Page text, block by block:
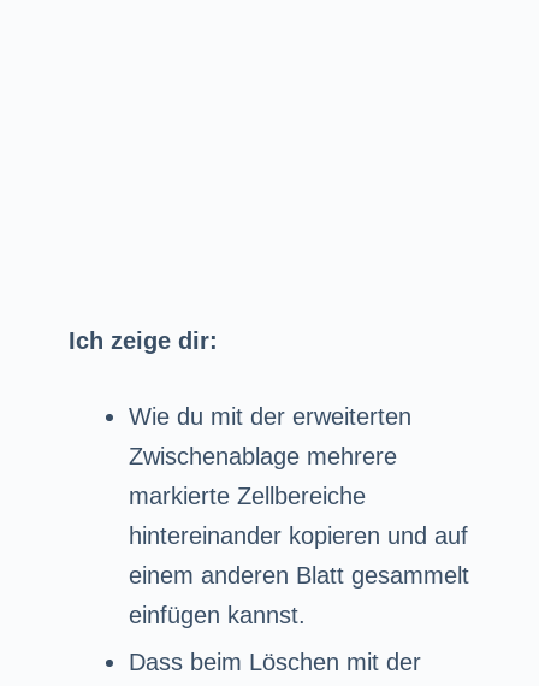
Ich zeige dir:
Wie du mit der erweiterten
Zwischenablage mehrere
markierte Zellbereiche
hintereinander kopieren und auf
einem anderen Blatt gesammelt
einfügen kannst.
Dass beim Löschen mit der